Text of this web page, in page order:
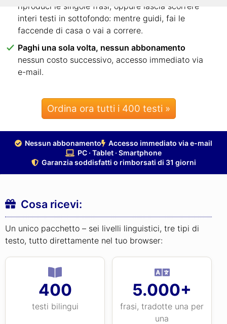
riproduci le singole frasi, oppure lascia scorrere
interi testi in sottofondo: mentre guidi, fai le
faccende di casa o vai a correre.
Paghi una sola volta, nessun abbonamento
nessun costo successivo, accesso immediato via
e-mail.
Ordina ora tutti i 400 testi »
Nessun abbonamento
Accesso immediato via e-mail
PC · Tablet · Smartphone
Garanzia soddisfatti o rimborsati di 31 giorni
Cosa ricevi:
Un unico pacchetto – sei livelli linguistici, tre tipi di
testo, tutto direttamente nel tuo browser:
400
testi bilingui
5.000+
frasi, tradotte una per
una